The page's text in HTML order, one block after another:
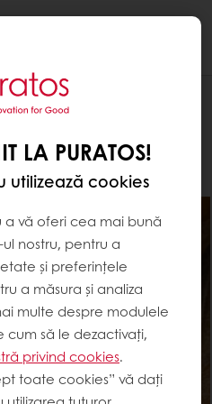
LA PURATOS!
utilizează cookies
a vă oferi cea mai bună
nostru, pentru a
și preferințele
a măsura și analiza
multe despre modulele
cum să le dezactivați,
privind cookies.
toate cookies” vă dați